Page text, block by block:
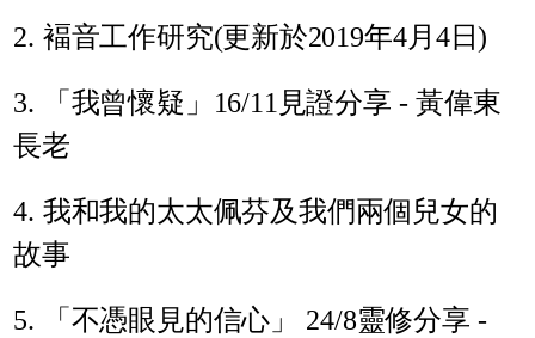
2. 褔音工作研究(更新於2019年4月4日)
3. 「我曾懷疑」16/11見證分享 - 黃偉東
長老
4. 我和我的太太佩芬及我們兩個兒女的
故事
5. 「不憑眼見的信心」 24/8靈修分享 -